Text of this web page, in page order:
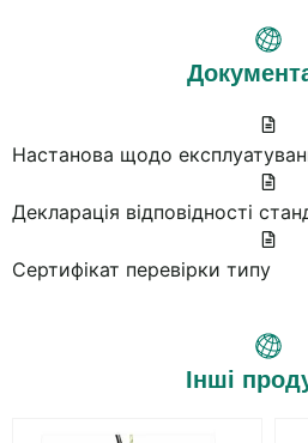
Настанова щодо
Декларація відповідності
Сертифікат перевірки типу
Інші